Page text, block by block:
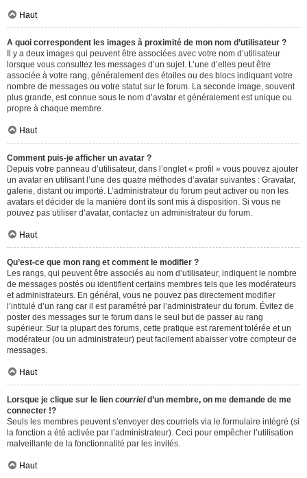
Haut
A quoi correspondent les images à proximité de mon nom d’utilisateur ?
Il y a deux images qui peuvent être associées avec votre nom d’utilisateur
lorsque vous consultez les messages d’un sujet. L’une d’elles peut être
associée à votre rang, généralement des étoiles ou des blocs indiquant votre
nombre de messages ou votre statut sur le forum. La seconde image, souvent
plus grande, est connue sous le nom d’avatar et généralement est unique ou
propre à chaque membre.
Haut
Comment puis-je afficher un avatar ?
Depuis votre panneau d’utilisateur, dans l’onglet « profil » vous pouvez ajouter
un avatar en utilisant l’une des quatre méthodes d’avatar suivantes : Gravatar,
galerie, distant ou importé. L’administrateur du forum peut activer ou non les
avatars et décider de la manière dont ils sont mis à disposition. Si vous ne
pouvez pas utiliser d’avatar, contactez un administrateur du forum.
Haut
Qu’est-ce que mon rang et comment le modifier ?
Les rangs, qui peuvent être associés au nom d’utilisateur, indiquent le nombre
de messages postés ou identifient certains membres tels que les modérateurs
et administrateurs. En général, vous ne pouvez pas directement modifier
l’intitulé d’un rang car il est paramétré par l’administrateur du forum. Évitez de
poster des messages sur le forum dans le seul but de passer au rang
supérieur. Sur la plupart des forums, cette pratique est rarement tolérée et un
modérateur (ou un administrateur) peut facilement abaisser votre compteur de
messages.
Haut
Lorsque je clique sur le lien courrield’un membre, on me demande de me
connecter !?
Seuls les membres peuvent s’envoyer des courriels via le formulaire intégré (si
la fonction a été activée par l’administrateur). Ceci pour empêcher l’utilisation
malveillante de la fonctionnalité par les invités.
Haut